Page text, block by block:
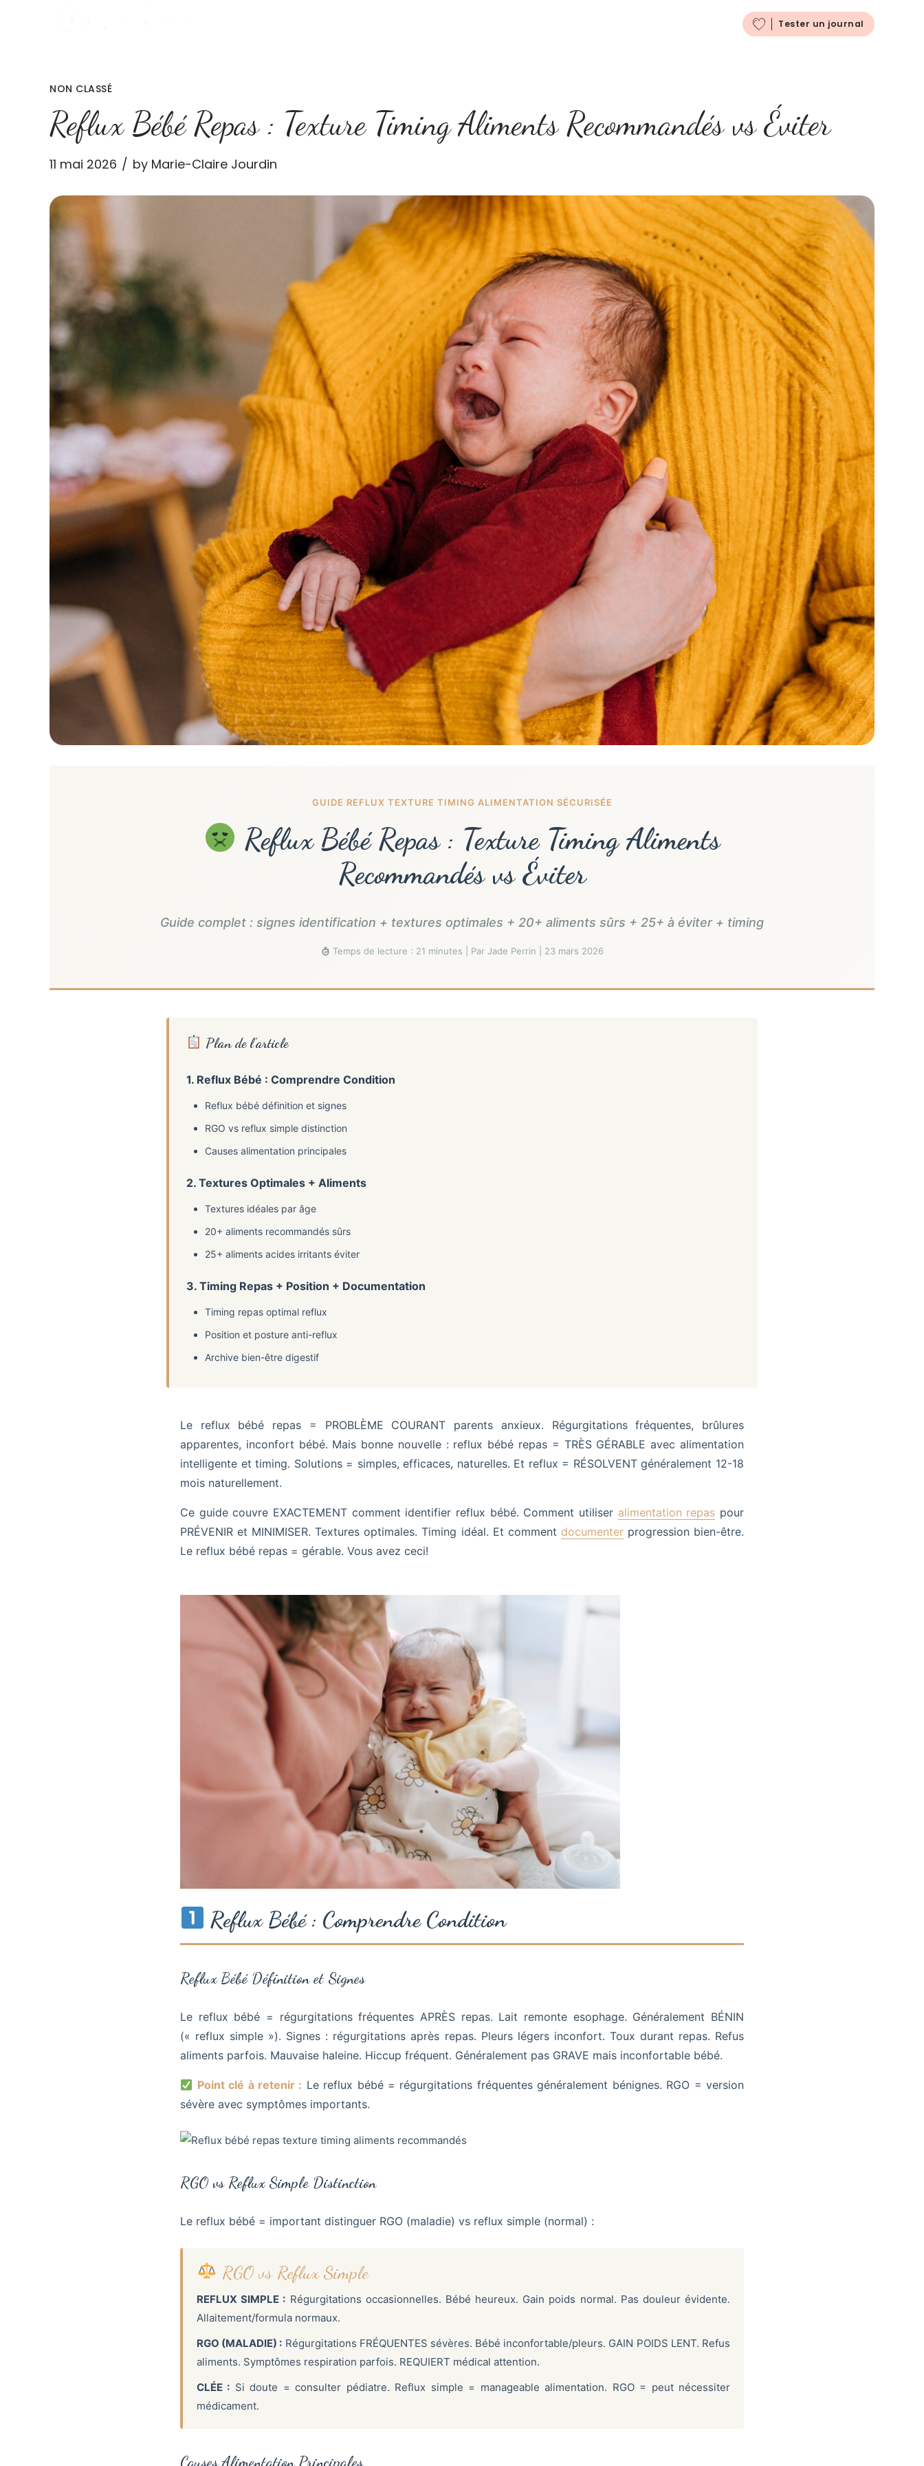
Tester un journal
NON CLASSÉ
Reflux Bébé Repas : Texture Timing Aliments Recommandés vs Éviter
11 mai 2026 by Marie-Claire Jourdin
GUIDE REFLUX TEXTURE TIMING ALIMENTATION SÉCURISÉE
Reflux Bébé Repas : Texture Timing Aliments
Recommandés vs Éviter
Guide complet : signes identification + textures optimales + 20+ aliments sûrs + 25+ à éviter + timing
Temps de lecture : 21 minutes | Par Jade Perrin | 23 mars 2026
Plan de l’article
1. Reflux Bébé : Comprendre Condition
Reflux bébé définition et signes
RGO vs reflux simple distinction
Causes alimentation principales
2. Textures Optimales + Aliments
Textures idéales par âge
20+ aliments recommandés sûrs
25+ aliments acides irritants éviter
3. Timing Repas + Position + Documentation
Timing repas optimal reflux
Position et posture anti-reflux
Archive bien-être digestif
Le reflux bébé repas = PROBLÈME COURANT parents anxieux. Régurgitations fréquentes, brûlures
apparentes, inconfort bébé. Mais bonne nouvelle : reflux bébé repas = TRÈS GÉRABLE avec alimentation
intelligente et timing. Solutions = simples, efficaces, naturelles. Et reflux = RÉSOLVENT généralement 12-18
mois naturellement.
Ce guide couvre EXACTEMENT comment identifier reflux bébé. Comment utiliser alimentation repas pour
PRÉVENIR et MINIMISER. Textures optimales. Timing idéal. Et comment documenterprogression bien-être.
Le reflux bébé repas = gérable. Vous avez ceci!
Reflux Bébé : Comprendre Condition
Reflux Bébé Définition et Signes
Le reflux bébé = régurgitations fréquentes APRÈS repas. Lait remonte esophage. Généralement BÉNIN
(« reflux simple »). Signes : régurgitations après repas. Pleurs légers inconfort. Toux durant repas. Refus
aliments parfois. Mauvaise haleine. Hiccup fréquent. Généralement pas GRAVE mais inconfortable bébé.
Point clé à retenir : Le reflux bébé = régurgitations fréquentes généralement bénignes. RGO = version
sévère avec symptômes importants.
RGO vs Reflux Simple Distinction
Le reflux bébé = important distinguer RGO (maladie) vs reflux simple (normal) :
RGO vs Reflux Simple
REFLUX SIMPLE : Régurgitations occasionnelles. Bébé heureux. Gain poids normal. Pas douleur évidente.
Allaitement/formula normaux.
RGO (MALADIE) : Régurgitations FRÉQUENTES sévères. Bébé inconfortable/pleurs. GAIN POIDS LENT. Refus
aliments. Symptômes respiration parfois. REQUIERT médical attention.
CLÉE : Si doute = consulter pédiatre. Reflux simple = manageable alimentation. RGO = peut nécessiter
médicament.
Causes Alimentation Principales